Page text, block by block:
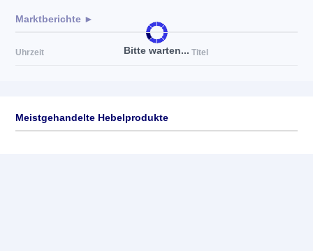
Bitte warten...
Marktberichte ►
Uhrzeit Titel
Meistgehandelte Hebelprodukte